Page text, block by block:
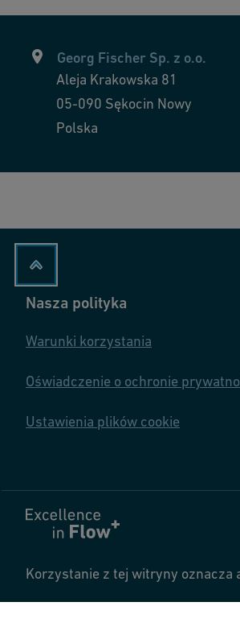
Georg Fischer Sp. z o.o.
Aleja Krakowska 81
05-090 Sękocin Nowy
Polska
Nasza polityka
Warunki korzystania
Oświadczenie o ochronie
Ustawienia plików cookie
Korzystanie z tej witryny oznacza